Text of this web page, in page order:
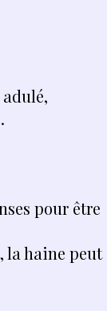
pour être
la haine peut